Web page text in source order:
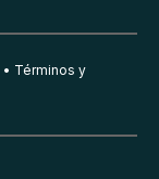
Términos y